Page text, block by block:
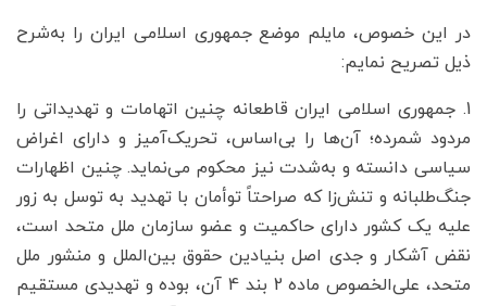
در این خصوص، مایلم موضع جمهوری اسلامی ایران را به‌شرح
ذیل تصریح نمایم:
1. جمهوری اسلامی ایران قاطعانه چنین اتهامات و تهدیداتی را
مردود شمرده؛ آن‌ها را بی‌اساس، تحریک‌آمیز و دارای اغراض
سیاسی دانسته و به‌شدت نیز محکوم می‌نماید. چنین اظهارات
جنگ‌طلبانه و تنش‌زا که صراحتاً توأمان با تهدید به توسل به زور
علیه یک کشور دارای حاکمیت و عضو سازمان ملل متحد است،
نقض آشکار و جدی اصل بنیادین حقوق بین‌الملل و منشور ملل
متحد، علی‌الخصوص ماده 2 بند 4 آن، بوده و تهدیدی مستقیم